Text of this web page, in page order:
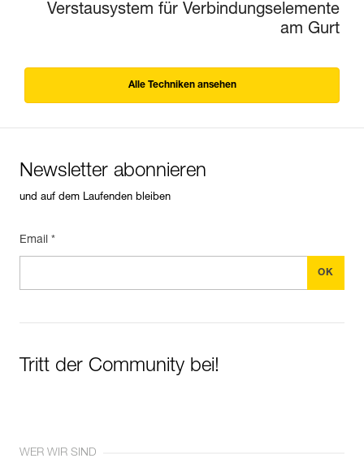
Verstausystem für Verbindungselemente
am Gurt
Alle Techniken ansehen
Newsletter abonnieren
und auf dem Laufenden bleiben
Email *
Tritt der Community bei!
WER WIR SIND